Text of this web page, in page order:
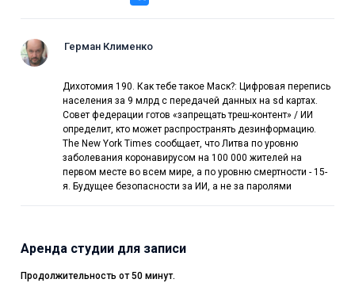
Герман Клименко
Дихотомия 190. Как тебе такое Маск?: Цифровая перепись
населения за 9 млрд с передачей данных на sd картах.
Совет федерации готов «запрещать треш-контент» / ИИ
определит, кто может распространять дезинформацию.
The New York Times сообщает, что Литва по уровню
заболевания коронавирусом на 100 000 жителей на
первом месте во всем мире, а по уровню смертности - 15-
я. Будущее безопасности за ИИ, а не за паролями
Аренда студии для записи
Продолжительность от 50 минут.